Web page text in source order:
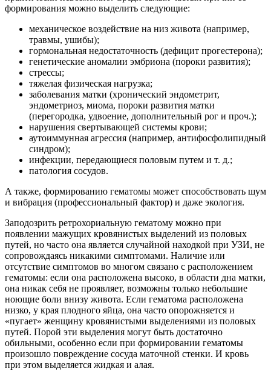
формирования можно выделить следующие:
механическое воздействие на низ живота (например,
травмы, ушибы);
гормональная недостаточность (дефицит прогестерона);
генетические аномалии эмбриона (пороки развития);
стрессы;
тяжелая физическая нагрузка;
заболевания матки (хронический эндометрит,
эндометриоз, миома, пороки развития матки
(перегородка, удвоение, дополнительный рог и проч.);
нарушения свертывающей системы крови;
аутоиммунная агрессия (например, антифосфолипидный
синдром);
инфекции, передающиеся половым путем и т. д.;
патология сосудов.
А также, формированию гематомы может способствовать шум
и вибрация (профессиональный фактор) и даже экология.
Заподозрить ретрохориальную гематому можно при
появлении мажущих кровянистых выделений из половых
путей, но часто она является случайной находкой при УЗИ, не
сопровождаясь никакими симптомами. Наличие или
отсутствие симптомов во многом связано с расположением
гематомы: если она расположена высоко, в области дна матки,
она никак себя не проявляет, возможны только небольшие
ноющие боли внизу живота. Если гематома расположена
низко, у края плодного яйца, она часто опорожняется и
«пугает» женщину кровянистыми выделениями из половых
путей. Порой эти выделения могут быть достаточно
обильными, особенно если при формировании гематомы
произошло повреждение сосуда маточной стенки. И кровь
при этом выделяется жидкая и алая.